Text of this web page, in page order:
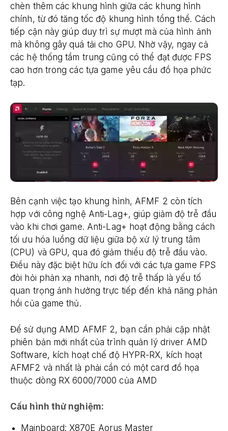
chèn thêm các khung hình giữa các khung hình
chính, từ đó tăng tốc độ khung hình tổng thể. Cách
tiếp cận này giúp duy trì sự mượt mà của hình ảnh
mà không gây quá tải cho GPU. Nhờ vậy, ngay cả
các hệ thống tầm trung cũng có thể đạt được FPS
cao hơn trong các tựa game yêu cầu đồ họa phức
tạp.
Bên cạnh việc tạo khung hình, AFMF 2 còn tích
hợp với công nghệ Anti-Lag+, giúp giảm độ trễ đầu
vào khi chơi game. Anti-Lag+ hoạt động bằng cách
tối ưu hóa luồng dữ liệu giữa bộ xử lý trung tâm
(CPU) và GPU, qua đó giảm thiểu độ trễ đầu vào.
Điều này đặc biệt hữu ích đối với các tựa game FPS
đòi hỏi phản xạ nhanh, nơi độ trễ thấp là yếu tố
quan trọng ảnh hưởng trực tiếp đến khả năng phản
hồi của game thủ.
Để sử dụng AMD AFMF 2, bạn cần phải cập nhật
phiên bản mới nhất của trình quản lý driver AMD
Software, kích hoạt chế độ HYPR-RX, kích hoạt
AFMF2 và nhất là phải cần có một card đồ họa
thuộc dòng RX 6000/7000 của AMD
Cấu hình thử nghiệm:
Mainboard: X870E Aorus Master